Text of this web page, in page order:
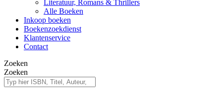
Literatuur, Romans & Thrillers
Alle Boeken
Inkoop boeken
Boekenzoekdienst
Klantenservice
Contact
Zoeken
Zoeken